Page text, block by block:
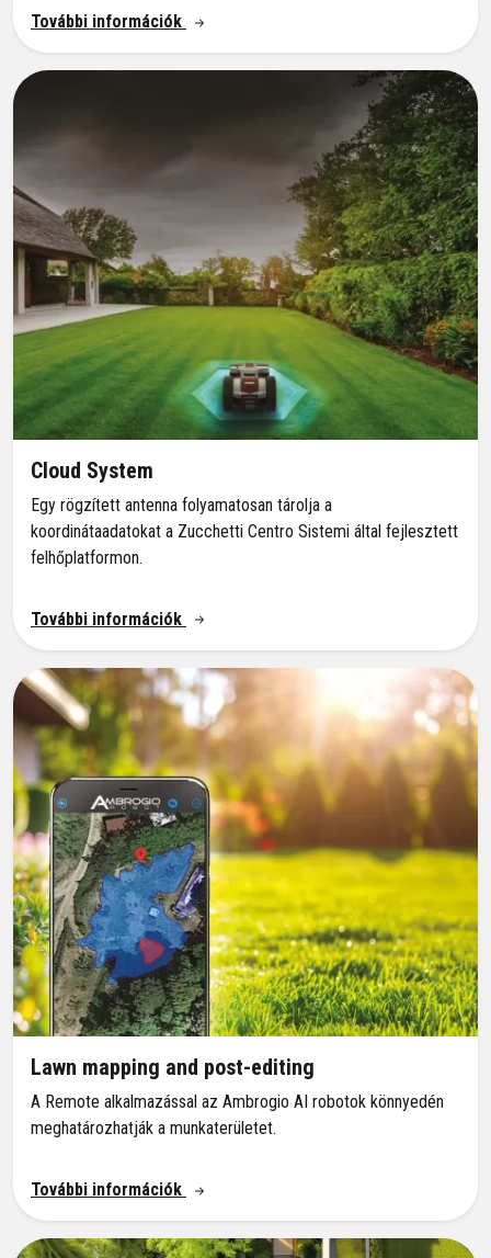
További információk
Cloud System
Egy rögzített antenna folyamatosan tárolja a
koordinátaadatokat a Zucchetti Centro Sistemi által fejlesztett
felhőplatformon.
További információk
Lawn mapping and post-editing
A Remote alkalmazással az Ambrogio AI robotok könnyedén
meghatározhatják a munkaterületet.
További információk